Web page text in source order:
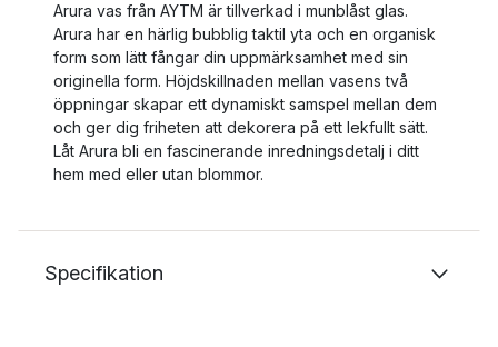
Arura vas från AYTM är tillverkad i munblåst glas.
Arura har en härlig bubblig taktil yta och en organisk
form som lätt fångar din uppmärksamhet med sin
originella form. Höjdskillnaden mellan vasens två
öppningar skapar ett dynamiskt samspel mellan dem
och ger dig friheten att dekorera på ett lekfullt sätt.
Låt Arura bli en fascinerande inredningsdetalj i ditt
hem med eller utan blommor.
Specifikation